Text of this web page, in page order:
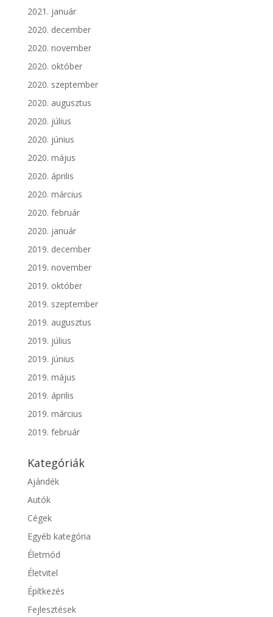
2021. január
2020. december
2020. november
2020. október
2020. szeptember
2020. augusztus
2020. július
2020. június
2020. május
2020. április
2020. március
2020. február
2020. január
2019. december
2019. november
2019. október
2019. szeptember
2019. augusztus
2019. július
2019. június
2019. május
2019. április
2019. március
2019. február
Kategóriák
Ajándék
Autók
Cégek
Egyéb kategória
Életmód
Életvitel
Építkezés
Fejlesztések